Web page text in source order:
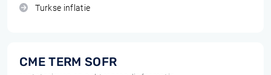
Turkse inflatie
CME TERM SOFR